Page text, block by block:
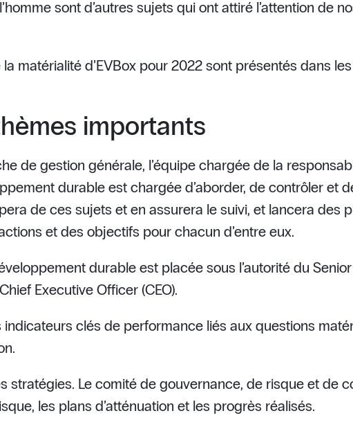
sont d’autres sujets qui ont attiré l’attention de
la matérialité d’EVBox pour 2022 sont présentés dans
importants
de gestion générale, l’équipe chargée de la
durable est chargée d’aborder, de contrôler et
de ces sujets et en assurera le suivi, et lancera des
et des objectifs pour chacun d’entre eux.
durable est placée sous l’autorité du
Executive Officer (CEO).
clés de performance liés aux questions
stratégies. Le comité de gouvernance, de risque et de
les plans d’atténuation et les progrès réalisés.